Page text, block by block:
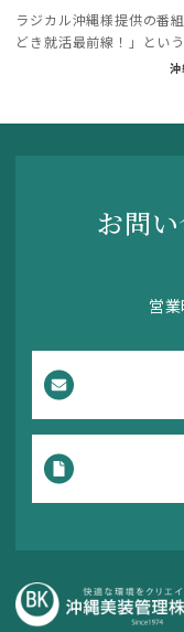
ラジカル沖縄様提供の番
どき就活最前線！」とい
沖
お問
営